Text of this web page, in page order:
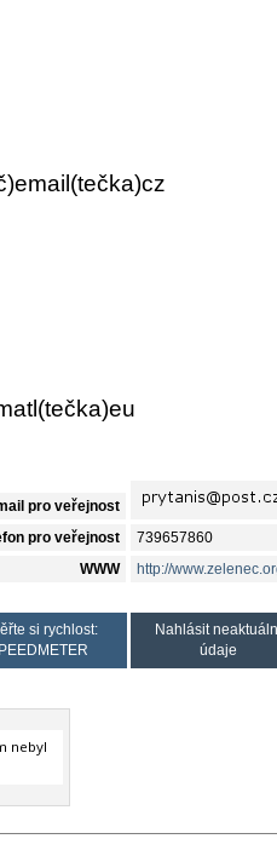
pro veřejnost
pro veřejnost 739657860
WWW http://
si rychlost:
Nahlásit
údaje
nebyl